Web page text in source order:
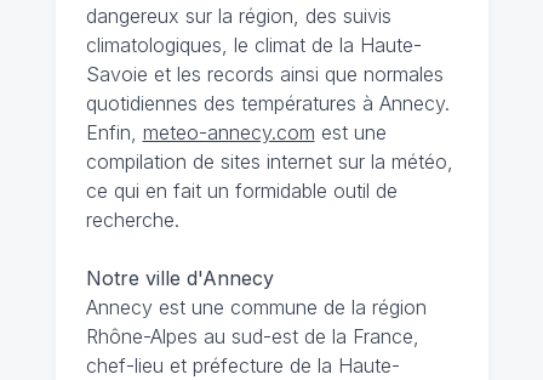
dangereux sur la région, des suivis
climatologiques, le climat de la Haute-
Savoie et les records ainsi que normales
quotidiennes des températures à Annecy.
Enfin, meteo-annecy.com est une
compilation de sites internet sur la météo,
ce qui en fait un formidable outil de
recherche.
Notre ville d'Annecy
Annecy est une commune de la région
Rhône-Alpes au sud-est de la France,
chef-lieu et préfecture de la Haute-